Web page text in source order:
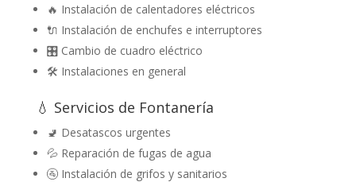
🔥 Instalación de calentadores eléctricos
🔌 Instalación de enchufes e interruptores
🎛️ Cambio de cuadro eléctrico
🛠️ Instalaciones en general
💧 Servicios de Fontanería
🚽 Desatascos urgentes
💦 Reparación de fugas de agua
🚰 Instalación de grifos y sanitarios